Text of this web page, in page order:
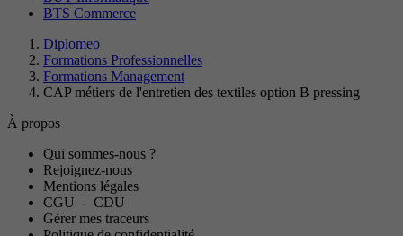
BTS Commerce
Diplomeo
Formations Professionnelles
Formations Management
CAP métiers de l'entretien des textiles option B pressing
À propos
Qui sommes-nous ?
Rejoignez-nous
Mentions légales
CGU - CDU
Gérer mes traceurs